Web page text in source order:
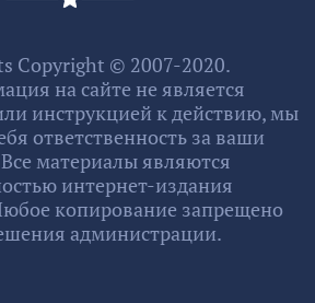
Copyright © 2007-2020.
на сайте не является
инструкцией к действию, мы
ответственность за ваши
материалы являются
интернет-издания
копирование запрещено
администрации.